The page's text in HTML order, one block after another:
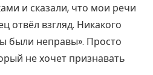
и сказали, что мои речи
отвёл взгляд. Никакого
были неправы». Просто
не хочет признавать